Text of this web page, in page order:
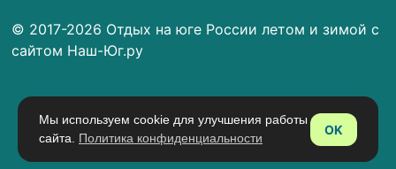
© 2017-2026 Отдых на юге России летом и зимой с
сайтом Наш-Юг.ру
Мы используем cookie для улучшения работы
сайта. Политика конфиденциальности
OK